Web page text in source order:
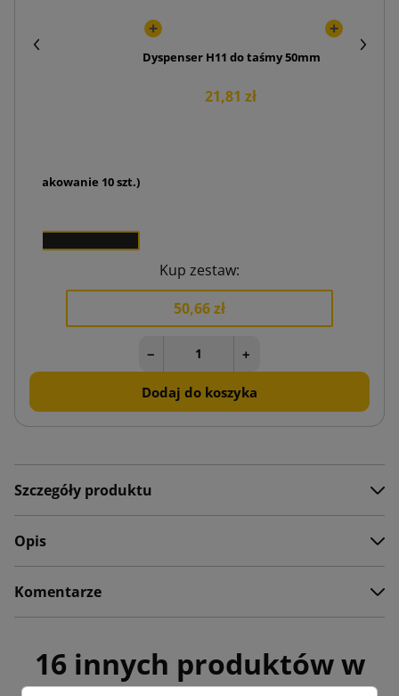
(opakowanie 10 szt.)
Dyspenser H11 do taśmy 50mm
21,81 zł
Kup zestaw:
50,66 zł
− +
Dodaj do koszyka
Szczegóły produktu
Opis
Komentarze
16 innych produktów w